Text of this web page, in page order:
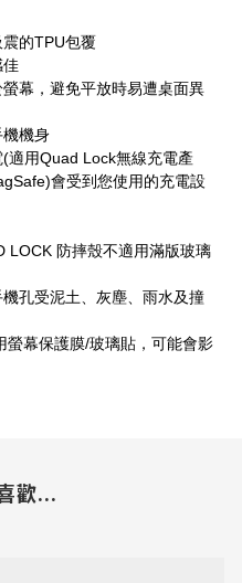
的TPU包覆
佳
幕，避免平放時易遭桌面異
機身
適用Quad Lock無線充電產
會受到您使用的充電設
LOCK 防摔殼不適用滿版玻璃
孔受泥土、灰塵、雨水及撞
幕保護膜/玻璃貼，可能會影
歡...